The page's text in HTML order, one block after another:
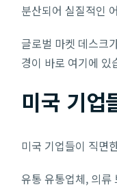
분산되어 실질적인
글로벌 마켓 데스크
경이 바로 여기에 있
미국 기업
미국 기업들이 직면
유통 유통업체, 의류